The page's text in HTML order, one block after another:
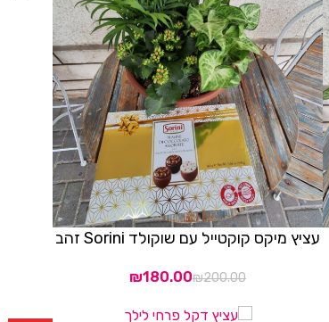
הוספה לסל
עציץ מיקס קוקטייל עם שוקולד Sorini זהב
₪200.00
₪180.00